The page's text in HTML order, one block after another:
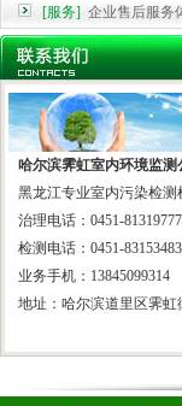
[服务] 企业售后服务
哈尔滨霁虹室内环境监测
黑龙江专业室内污染检测
治理电话：0451-81319777
检测电话：0451-83153483
业务手机：13845099314
地址：哈尔滨道里区霁虹